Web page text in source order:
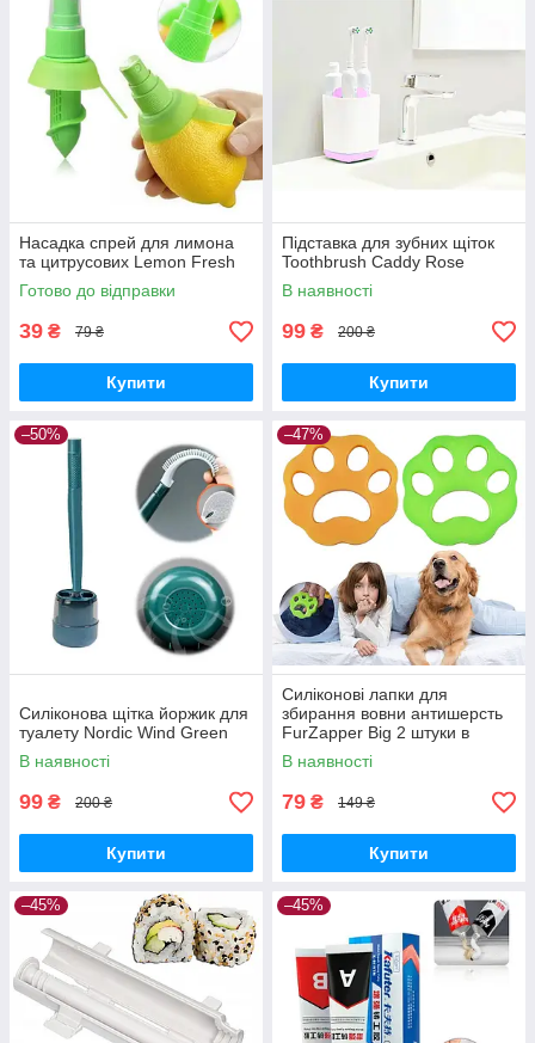
Насадка спрей для лимона
та цитрусових Lemon Fresh
Готово до відправки
39 ₴ 79 ₴
Купити
Підставка для зубних щіток
Toothbrush Caddy Rose
В наявності
99 ₴ 200 ₴
Купити
–50%
Силіконова щітка йоржик для
туалету Nordic Wind Green
В наявності
99 ₴ 200 ₴
Купити
–47%
Силіконові лапки для
збирання вовни антишерсть
FurZapper Big 2 штуки в
комплекті 95 мм
В наявності
79 ₴ 149 ₴
Купити
–45% –45%